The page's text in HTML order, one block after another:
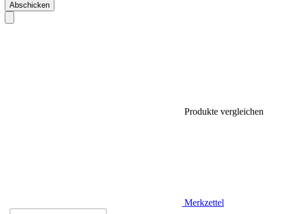
Abschicken
Produkte vergleichen
Merkzettel